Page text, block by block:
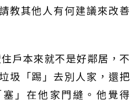
教其他人有何建議來改善
戶本來就不是好鄰居，不
圾「踢」去別人家，還把
」在他家門縫。他覺得